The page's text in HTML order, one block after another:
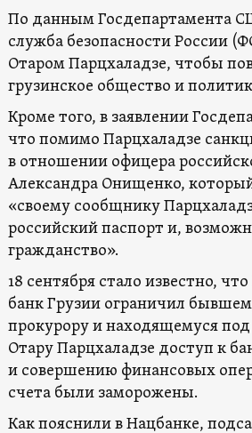
По данным Госдепартамента
служба безопасности России
Отаром Парцхаладзе, чтобы
грузинское общество и
Кроме того, в заявлении
что помимо Парцхаладзе
в отношении офицера
Александра Онищенко,
«своему сообщнику
российский паспорт и,
гражданство».
18 сентября стало известно,
банк Грузии ограничил
прокурору и находящемуся
Отару Парцхаладзе доступ к
и совершению финансовых
счета были заморожены.
Как пояснили в Нацбанке,